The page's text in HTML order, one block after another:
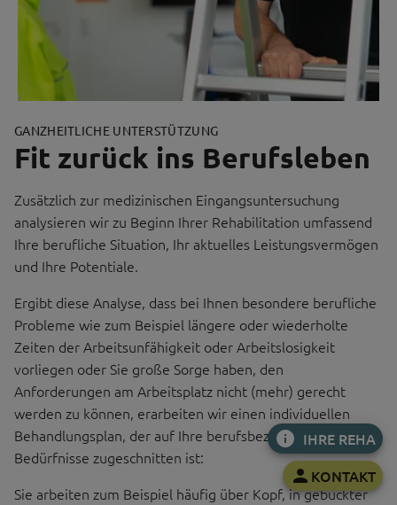
IHRE REHA
KONTAKT
GANZHEITLICHE UNTERSTÜTZUNG
Fit zurück ins Berufsleben
Zusätzlich zur medizinischen Eingangsuntersuchung
analysieren wir zu Beginn Ihrer Rehabilitation umfassend
Ihre berufliche Situation, Ihr aktuelles Leistungsvermögen
und Ihre Potentiale.
Ergibt diese Analyse, dass bei Ihnen besondere berufliche
Probleme wie zum Beispiel längere oder wiederholte
Zeiten der Arbeitsunfähigkeit oder Arbeitslosigkeit
vorliegen oder Sie große Sorge haben, den
Anforderungen am Arbeitsplatz nicht (mehr) gerecht
werden zu können, erarbeiten wir einen individuellen
Behandlungsplan, der auf Ihre berufsbezogenen
Bedürfnisse zugeschnitten ist:
Sie arbeiten zum Beispiel häufig über Kopf, in gebückter